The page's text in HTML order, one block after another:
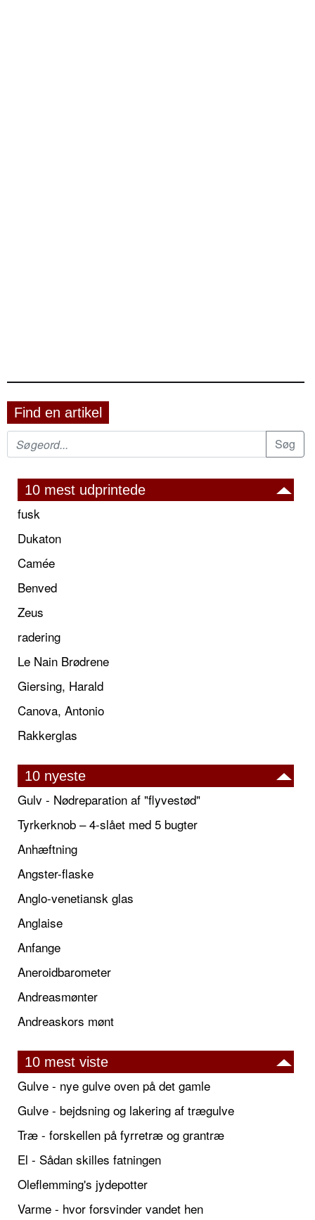
Find en artikel
10 mest udprintede
fusk
Dukaton
Camée
Benved
Zeus
radering
Le Nain Brødrene
Giersing, Harald
Canova, Antonio
Rakkerglas
10 nyeste
Gulv - Nødreparation af "flyvestød"
Tyrkerknob – 4-slået med 5 bugter
Anhæftning
Angster-flaske
Anglo-venetiansk glas
Anglaise
Anfange
Aneroidbarometer
Andreasmønter
Andreaskors mønt
10 mest viste
Gulve - nye gulve oven på det gamle
Gulve - bejdsning og lakering af trægulve
Træ - forskellen på fyrretræ og grantræ
El - Sådan skilles fatningen
Oleflemming's jydepotter
Varme - hvor forsvinder vandet hen